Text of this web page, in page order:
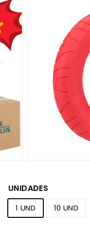
C
O
M
UNIDADES
1 UND 10 UND